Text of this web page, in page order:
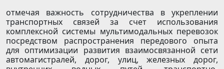
отмечая важность сотрудничества в укреплении
транспортных связей за счет использования
комплексной системы мультимодальных перевозок
посредством распространения передового опыта
для оптимизации развития взаимосвязанной сети
автомагистралей, дорог, улиц, железных дорог,